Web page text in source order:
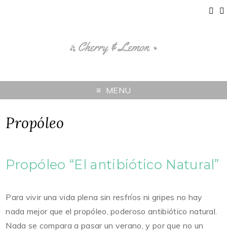
MENU
Propóleo
Propóleo “El antibiótico Natural”
Para vivir una vida plena sin resfríos ni gripes no hay
nada mejor que el propóleo, poderoso antibiótico natural.
Nada se compara a pasar un verano, y por que no un